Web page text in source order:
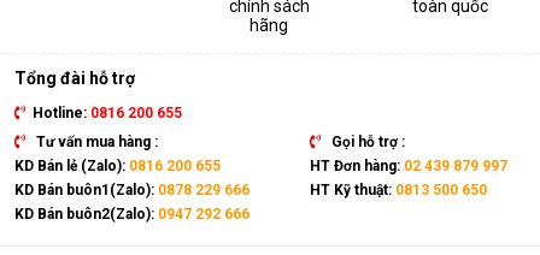
thiết bị. Sản phẩm có kích thước gọn nhẹ, kết hợp cùng bánh
xe và tay cầm nên có thể dễ dàng di chuyển tới mọi vị trí trong
chính sách
hãng
toàn quốc
Tổng đài hỗ trợ
Hotline: 0816 200 655
Tư vấn mua hàng :
KD Bán lẻ (Zalo): 0816 200 655
KD Bán buôn1(Zalo): 0878 229 666
KD Bán buôn2(Zalo): 0947 292 666
Gọi hỗ trợ :
HT Đơn hàng: 02 439 879 997
HT Kỹ thuật: 0813 500 650